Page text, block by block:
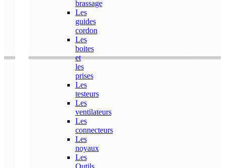
brassage
Les
guides
cordon
Les
boites
et
les
prises
Les
testeurs
Les
ventilateurs
Les
connecteurs
Les
noyaux
Les
Outils